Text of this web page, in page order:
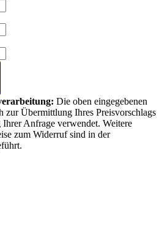
Die oben eingegebenen
zur Übermittlung Ihres Preisvorschlags
Anfrage verwendet. Weitere
zum Widerruf sind in der